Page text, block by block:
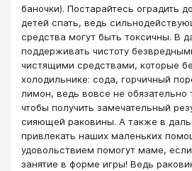
баночки). Постарайтесь оградить
детей спать, ведь
средства могут быть токсичны. В
поддерживать чистоту
чистящими средствами, которые
холодильнике: сода, горчичный
лимон, ведь вовсе не обязательно
чтобы получить замечательный
сияющей раковины. А также в
привлекать наших маленьких
удовольствием помогут маме,
занятие в форме игры! Ведь